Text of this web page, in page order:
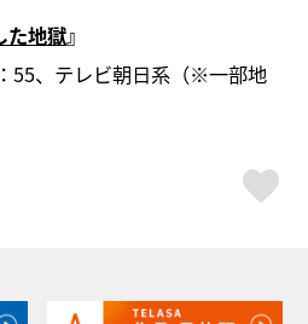
た地獄』
55、テレビ朝日系（※一部地